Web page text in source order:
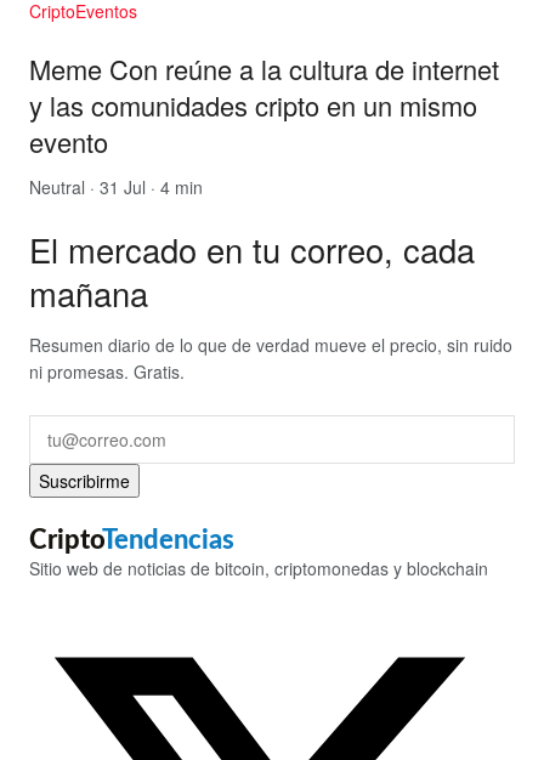
CriptoEventos
Meme Con reúne a la cultura de internet
y las comunidades cripto en un mismo
evento
Neutral · 31 Jul · 4 min
El mercado en tu correo, cada
mañana
Resumen diario de lo que de verdad mueve el precio, sin ruido
ni promesas. Gratis.
Suscribirme
CriptoTendencias
Sitio web de noticias de bitcoin, criptomonedas y blockchain